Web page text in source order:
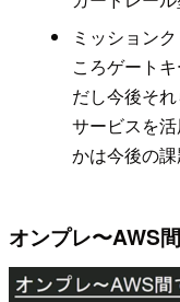
ミッション
ころゲート
だし今後そ
サービスを
かは今後の
オンプレ〜AWS